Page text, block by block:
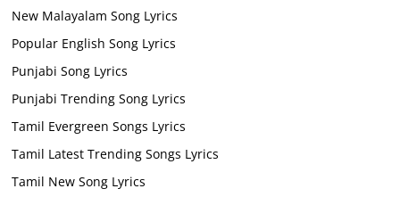
New Malayalam Song Lyrics
Popular English Song Lyrics
Punjabi Song Lyrics
Punjabi Trending Song Lyrics
Tamil Evergreen Songs Lyrics
Tamil Latest Trending Songs Lyrics
Tamil New Song Lyrics